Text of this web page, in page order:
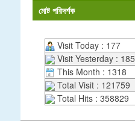
মোট পরিদর্শক
Visit Today : 177
Visit Yesterday : 185
This Month : 1318
Total Visit : 121759
Total Hits : 358829